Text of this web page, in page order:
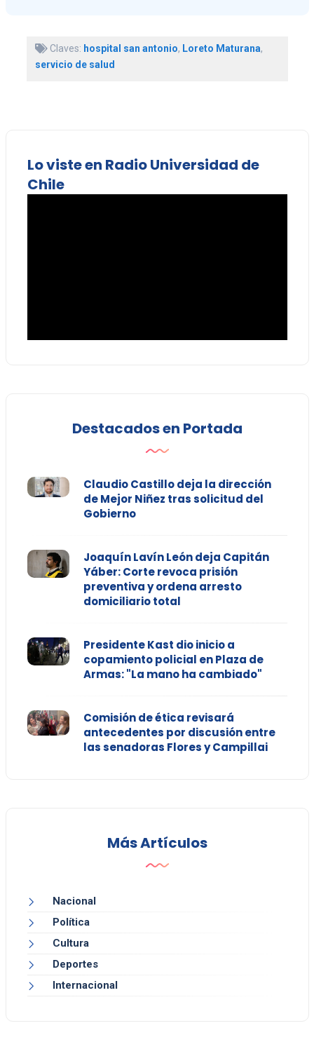
Claves: hospital san antonio, Loreto Maturana,
servicio de salud
Lo viste en Radio Universidad de
Chile
Destacados en Portada
Claudio Castillo deja la dirección
de Mejor Niñez tras solicitud del
Gobierno
Joaquín Lavín León deja Capitán
Yáber: Corte revoca prisión
preventiva y ordena arresto
domiciliario total
Presidente Kast dio inicio a
copamiento policial en Plaza de
Armas: "La mano ha cambiado"
Comisión de ética revisará
antecedentes por discusión entre
las senadoras Flores y Campillai
Más Artículos
Nacional
Política
Cultura
Deportes
Internacional